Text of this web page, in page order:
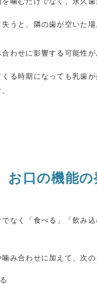
うと、隣の歯が空いた
わせに影響する可能性が
る時期になっても乳歯
お口の機能
なく「食べる」「飲み
み合わせに加えて、次の